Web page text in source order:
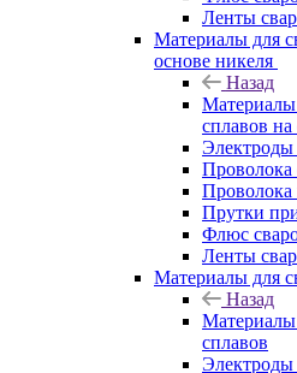
Ленты
Материалы для
основе никеля
Назад
Материалы
сплавов
Электроды
Проволока
Прутки
Флюс
Ленты
Материалы для
Назад
Материалы
сплавов
Электроды